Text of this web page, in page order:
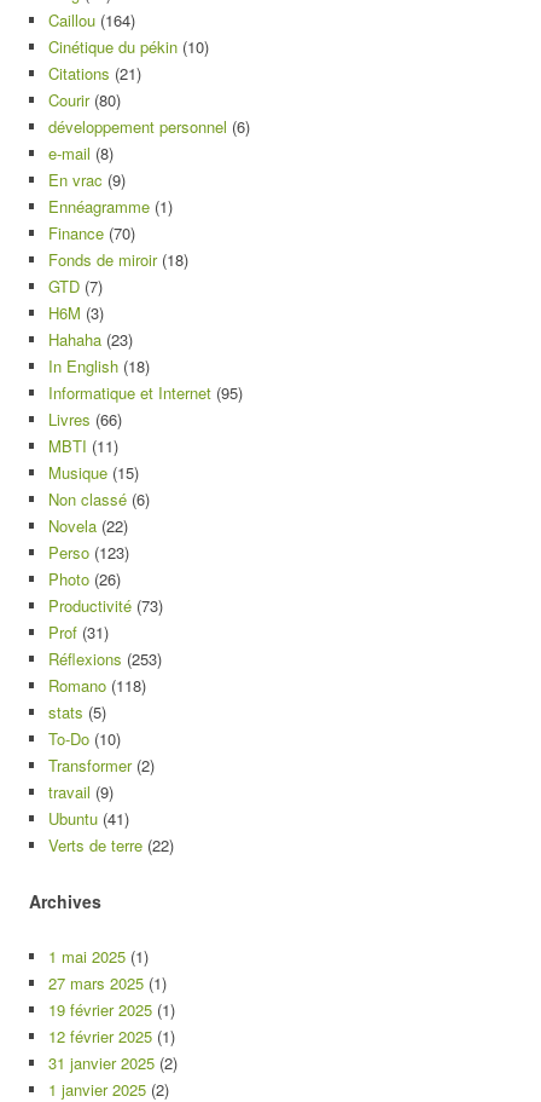
Caillou (164)
Cinétique du pékin (10)
Citations (21)
Courir(80)
développement personnel (6)
e-mail (8)
En vrac (9)
Ennéagramme (1)
Finance (70)
Fonds de miroir(18)
GTD (7)
H6M (3)
Hahaha (23)
In English (18)
Informatique et Internet (95)
Livres (66)
MBTI (11)
Musique (15)
Non classé (6)
Novela (22)
Perso (123)
Photo (26)
Productivité (73)
Prof (31)
Réflexions (253)
Romano (118)
stats (5)
To-Do (10)
Transformer(2)
travail (9)
Ubuntu (41)
Verts de terre (22)
Archives
1 mai 2025 (1)
27 mars 2025 (1)
19 février 2025 (1)
12 février 2025 (1)
31 janvier 2025 (2)
1 janvier 2025 (2)